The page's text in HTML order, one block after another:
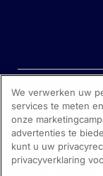
We verwerken uw
services te meten
onze
advertenties te
kunt u uw
privacyverklaring